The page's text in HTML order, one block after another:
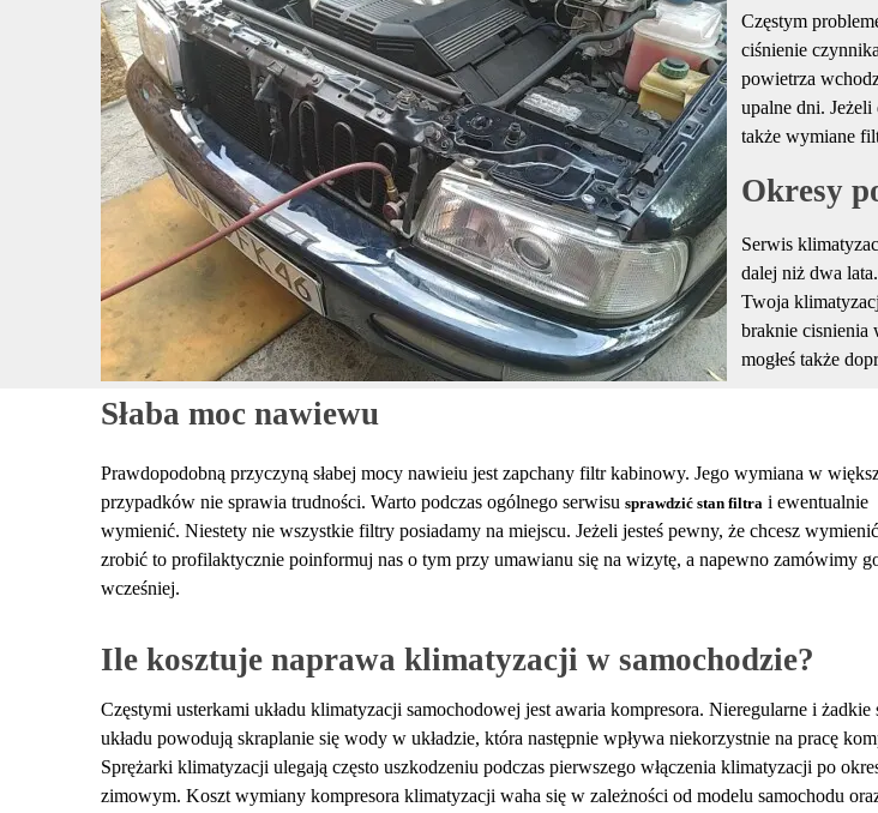
Częstym
ciśnienie
powietrza
upalne dni.
także wymiane
Okresy
Serwis
dalej niż dwa
Twoja
braknie cisnienia
mogłeś także
Słaba moc nawiewu
Prawdopodobną przyczyną słabej mocy nawieiu jest zapchany filtr kabinowy. Jego wymiana w
przypadków nie sprawia trudności. Warto podczas ogólnego serwisu sprawdzić stan filtra i ewentualnie
wymienić. Niestety nie wszystkie filtry posiadamy na miejscu. Jeżeli jesteś pewny, że chcesz
zrobić to profilaktycznie poinformuj nas o tym przy umawianu się na wizytę, a napewno zamówimy
wcześniej.
Ile kosztuje naprawa klimatyzacji w samochodzie?
Częstymi usterkami układu klimatyzacji samochodowej jest awaria kompresora. Nieregularne i żadkie
układu powodują skraplanie się wody w układzie, która następnie wpływa niekorzystnie na pracę
Sprężarki klimatyzacji ulegają często uszkodzeniu podczas pierwszego włączenia klimatyzacji po
zimowym. Koszt wymiany kompresora klimatyzacji waha się w zależności od modelu samochodu